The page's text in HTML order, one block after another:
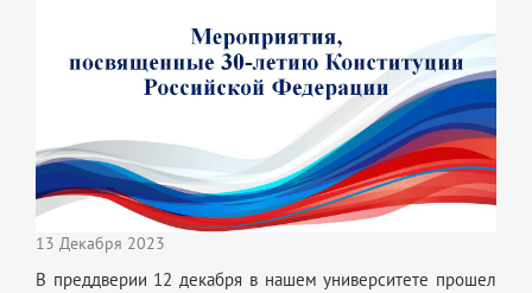
13 Декабря 2023
В преддверии 12 декабря в нашем университете прошел